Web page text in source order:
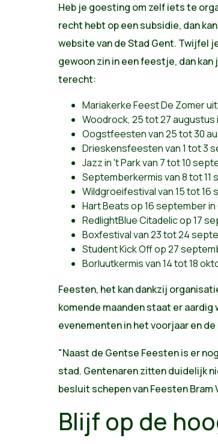
Heb je goesting om zelf iets te
recht hebt op een subsidie, dan
website van de Stad Gent. Twijfel
gewoon zin in een feestje, dan
terecht:
Mariakerke Feest De Zomer
Woodrock, 25 tot 27 augustus
Oogstfeesten van 25 tot 30
Drieskensfeesten van 1 tot 3
Jazz in 't Park van 7 tot 10
Septemberkermis van 8 tot
Wildgroeifestival van 15 tot
Hart Beats op 16 september
RedlightBlue Citadelic op 17
Boxfestival van 23 tot 24
Student Kick Off op 27
Borluutkermis van 14 tot 18
Feesten, het kan dankzij
komende maanden staat er aardig
evenementen in het voorjaar en
"Naast de Gentse Feesten is er
stad. Gentenaren zitten duidelijk
besluit schepen van Feesten Bram
Blijf op de